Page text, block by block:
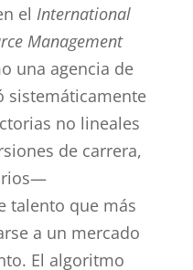
el International
Management
una agencia de
sistemáticamente
no lineales
de carrera,
talento que más
a un mercado
El algoritmo